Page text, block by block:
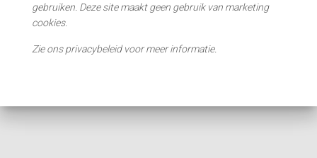
gebruiken. Deze site maakt geen gebruik van marketing
cookies.
Zie ons privacybeleid voor meer informatie.